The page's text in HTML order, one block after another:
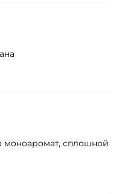
моноаромат, сплошной